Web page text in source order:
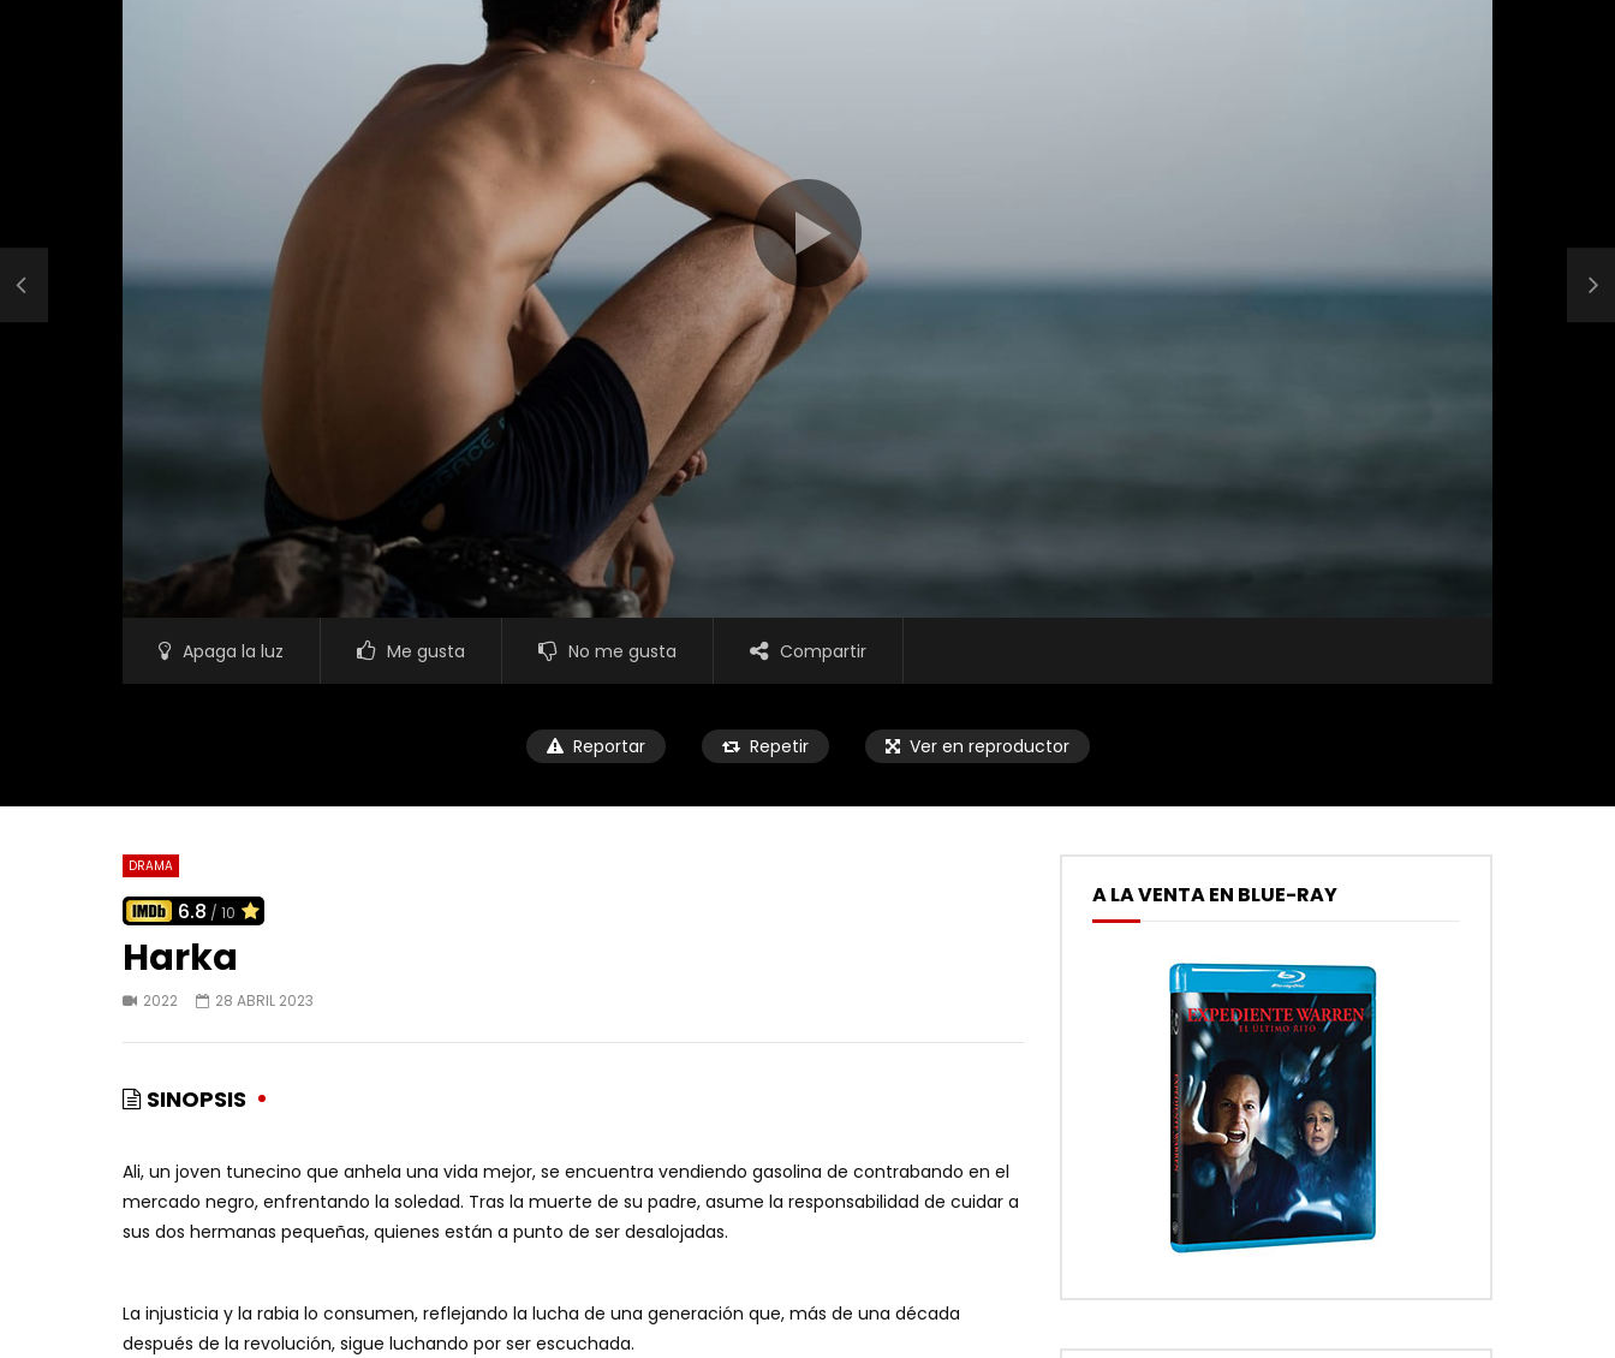
Apaga la luz Me gusta No me gusta Compartir
Reportar Repetir Ver en reproductor
DRAMA
6.8 / 10
Harka
2022 28 ABRIL 2023
SINOPSIS
Ali, un joven tunecino que anhela una vida mejor, se encuentra vendiendo gasolina de contrabando en el
mercado negro, enfrentando la soledad. Tras la muerte de su padre, asume la responsabilidad de cuidar a
sus dos hermanas pequeñas, quienes están a punto de ser desalojadas.
La injusticia y la rabia lo consumen, reflejando la lucha de una generación que, más de una década
después de la revolución, sigue luchando por ser escuchada.
A LA VENTA EN BLUE-RAY